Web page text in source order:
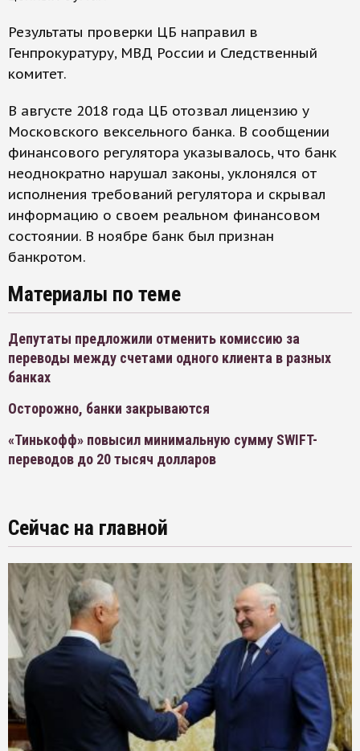
Результаты проверки ЦБ направил в
Генпрокуратуру, МВД России и Следственный
комитет.
В августе 2018 года ЦБ отозвал лицензию у
Московского вексельного банка. В сообщении
финансового регулятора указывалось, что банк
неоднократно нарушал законы, уклонялся от
исполнения требований регулятора и скрывал
информацию о своем реальном финансовом
состоянии. В ноябре банк был признан
банкротом.
Материалы по теме
Депутаты предложили отменить комиссию за
переводы между счетами одного клиента в разных
банках
Осторожно, банки закрываются
«Тинькофф» повысил минимальную сумму SWIFT-
переводов до 20 тысяч долларов
Сейчас на главной